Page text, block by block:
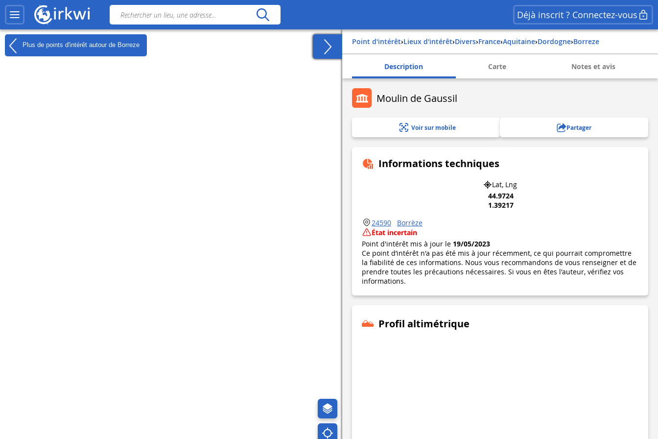
Déjà inscrit ? Connectez-vous
Plus de points d'intérêt autour de Borreze Point d'intérêt› Lieux d'intérêt› Divers› france› aquitaine› dordogne› borreze
Description Carte Notes et avis
Moulin de Gaussil
Voir sur mobile Partager
Informations techniques
Lat, Lng
44.9724
1.39217
24590
Borrèze
État incertain
Point d'intérêt mis à jour le 19/05/2023
Ce point d’intérêt n'a pas été mis à jour récemment, ce qui pourrait compromettre
la fiabilité de ces informations. Nous vous recommandons de vous renseigner et de
prendre toutes les précautions nécessaires. Si vous en êtes l'auteur, vérifiez vos
informations.
Profil altimétrique